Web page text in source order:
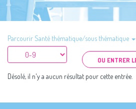
Parcourir Santé thématique/sous thématique
Désolé, il n'y a aucun résultat pour cette entrée.